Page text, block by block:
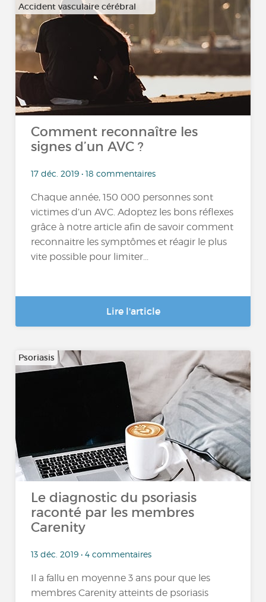
Accident vasculaire cérébral
Comment reconnaître les
signes d’un AVC ?
17 déc. 2019 • 18 commentaires
Chaque année, 150 000 personnes sont
victimes d’un AVC. Adoptez les bons réflexes
grâce à notre article afin de savoir comment
reconnaitre les symptômes et réagir le plus
vite possible pour limiter...
Lire l'article
Psoriasis
Le diagnostic du psoriasis
raconté par les membres
Carenity
13 déc. 2019 • 4 commentaires
Il a fallu en moyenne 3 ans pour que les
membres Carenity atteints de psoriasis